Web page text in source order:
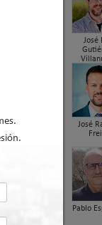
José
José
Pablo